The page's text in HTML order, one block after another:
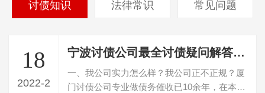
讨债知识 法律常识 常见问题
18
2022-2
宁波讨债公司最全讨债疑问解答大全
一、我公司实力怎么样？我公司正不正规？厦
门讨债公司专业做债务催收已10余年，在本地